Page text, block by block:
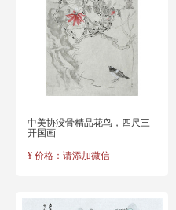
中美协没骨精品花鸟，四尺三
开国画
¥ 价格：请添加微信